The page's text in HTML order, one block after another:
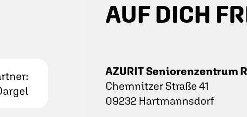
AUF DICH
AZURIT Seniorenzentrum
Chemnitzer Straße 41
09232 Hartmannsdorf